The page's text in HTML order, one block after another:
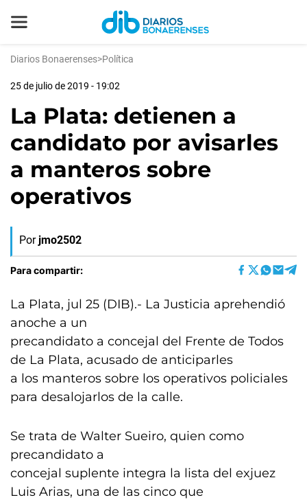
Diarios Bonaerenses>Política
25 de julio de 2019 - 19:02
La Plata: detienen a
candidato por avisarles
a manteros sobre
operativos
Por jmo2502
Para compartir:
La Plata, jul 25 (DIB).- La Justicia aprehendió
anoche a un
precandidato a concejal del Frente de Todos
de La Plata, acusado de anticiparles
a los manteros sobre los operativos policiales
para desalojarlos de la calle.
Se trata de Walter Sueiro, quien como
precandidato a
concejal suplente integra la lista del exjuez
Luis Arias, una de las cinco que